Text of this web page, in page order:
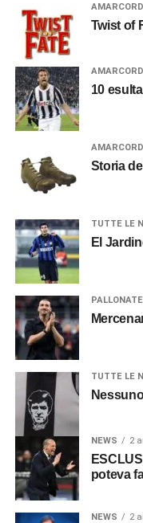
AMARCORD
Twist of
AMARCORD
10
AMARCORD
Storia
TUTTE LE
El
PALLONATE
TUTTE LE
NEWS 2
poteva
NEWS 2